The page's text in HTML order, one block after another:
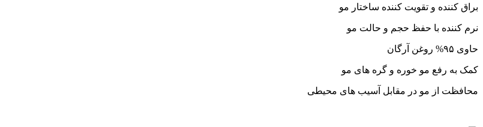
براق کننده و تقویت کننده ساختار مو
نرم کننده با حفظ حجم و حالت مو
حاوی ۹۵% روغن آرگان
کمک به رفع مو خوره و گره های مو
محافظت از مو در مقابل آسیب های محیطی